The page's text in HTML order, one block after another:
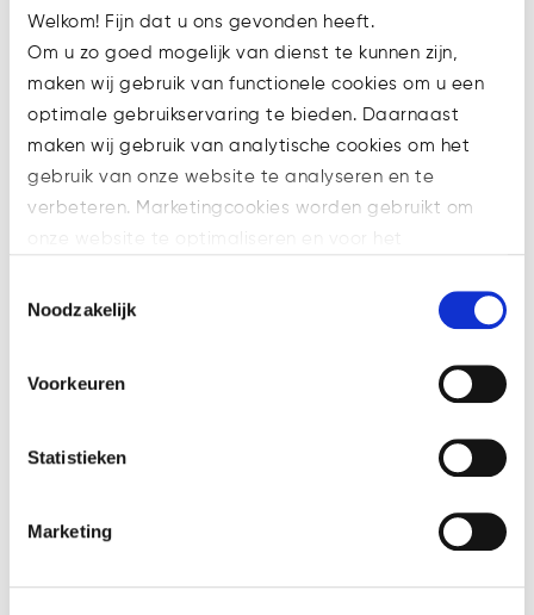
Welkom! Fijn dat u ons gevonden heeft.
Om u zo goed mogelijk van dienst te kunnen zijn,
maken wij gebruik van functionele cookies om u een
optimale gebruikservaring te bieden. Daarnaast
maken wij gebruik van analytische cookies om het
gebruik van onze website te analyseren en te
verbeteren. Marketingcookies worden gebruikt om
Welke cookies wij gebruiken, ziet u in de cookiebalk
hieronder. Mocht u meer informatie willen over onze
op: https://watsonlaw.nl/privacy/
Noodzakelijk
Voorkeuren
Statistieken
Marketing
Je stelt opdrachtbevestigingen
en correspondentie op, en
redigeert documenten
Je ondersteunt bij
administratieve taken en
facilitaire zaken op kantoor
Je denkt mee over hoe
interne bijeenkomsten of